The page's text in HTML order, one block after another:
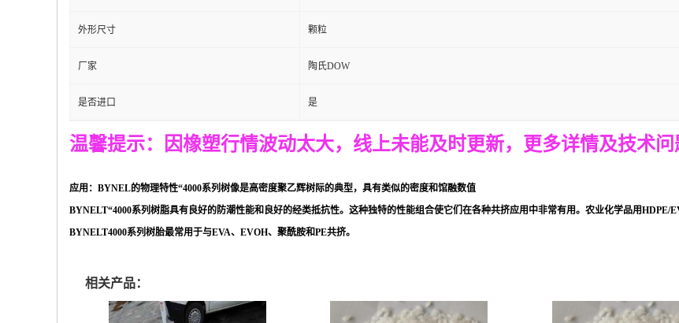
外形尺寸 颗粒
厂家 陶氏DOW
是否进口 是
温馨提示：因橡塑行情波动太大，线上未能及时更新， 更多详情及技术问
应用：BYNEL的物理特性“4000系列树像是高密度聚乙辉树际的典型，具有类似的密度和馆融数值
BYNELT“4000系列树脂具有良好的防潮性能和良好的经类抵抗性。这种独特的性能组合使它们在各种共挤应用中非常有用。农业化学品用HDPE/
BYNELT4000系列树胎最常用于与EVA、EVOH、聚酰胺和PE共挤。
相关产品：